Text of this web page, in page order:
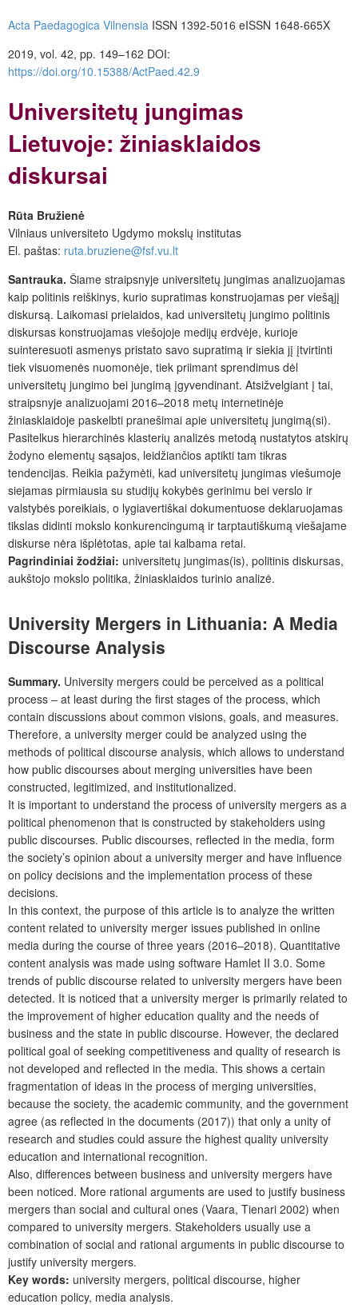
Acta Paedagogica Vilnensia ISSN 1392-5016 eISSN 1648-665X
2019, vol. 42, pp. 149–162 DOI:
https://doi.org/10.15388/ActPaed.42.9
Universitetų jungimas
Lietuvoje: žiniasklaidos
diskursai
Rūta Bružienė
Vilniaus universiteto Ugdymo mokslų institutas
El. paštas: ruta.bruziene@fsf.vu.lt
Santrauka. Šiame straipsnyje universitetų jungimas analizuojamas
kaip politinis reiškinys, kurio supratimas konstruojamas per viešąjį
diskursą. Laikomasi prielaidos, kad universitetų jungimo politinis
diskursas konstruojamas viešojoje medijų erdvėje, kurioje
suinteresuoti asmenys pristato savo supratimą ir siekia jį įtvirtinti
tiek visuomenės nuomonėje, tiek priimant sprendimus dėl
universitetų jungimo bei jungimą įgyvendinant. Atsižvelgiant į tai,
straipsnyje analizuojami 2016–2018 metų internetinėje
žiniasklaidoje paskelbti pranešimai apie universitetų jungimą(si).
Pasitelkus hierarchinės klasterių analizės metodą nustatytos atskirų
žodyno elementų sąsajos, leidžiančios aptikti tam tikras
tendencijas. Reikia pažymėti, kad universitetų jungimas viešumoje
siejamas pirmiausia su studijų kokybės gerinimu bei verslo ir
valstybės poreikiais, o lygiavertiškai dokumentuose deklaruojamas
tikslas didinti mokslo konkurencingumą ir tarptautiškumą viešajame
diskurse nėra išplėtotas, apie tai kalbama retai.
Pagrindiniai žodžiai: universitetų jungimas(is), politinis diskursas,
aukštojo mokslo politika, žiniasklaidos turinio analizė.
University Mergers in Lithuania: A Media
Discourse Analysis
Summary. University mergers could be perceived as a political
process – at least during the first stages of the process, which
contain discussions about common visions, goals, and measures.
Therefore, a university merger could be analyzed using the
methods of political discourse analysis, which allows to understand
how public discourses about merging universities have been
constructed, legitimized, and institutionalized.
It is important to understand the process of university mergers as a
political phenomenon that is constructed by stakeholders using
public discourses. Public discourses, reflected in the media, form
the society’s opinion about a university merger and have influence
on policy decisions and the implementation process of these
decisions.
In this context, the purpose of this article is to analyze the written
content related to university merger issues published in online
media during the course of three years (2016–2018). Quantitative
content analysis was made using software Hamlet II 3.0. Some
trends of public discourse related to university mergers have been
detected. It is noticed that a university merger is primarily related to
the improvement of higher education quality and the needs of
business and the state in public discourse. However, the declared
political goal of seeking competitiveness and quality of research is
not developed and reflected in the media. This shows a certain
fragmentation of ideas in the process of merging universities,
because the society, the academic community, and the government
agree (as reflected in the documents (2017)) that only a unity of
research and studies could assure the highest quality university
education and international recognition.
Also, differences between business and university mergers have
been noticed. More rational arguments are used to justify business
mergers than social and cultural ones (Vaara, Tienari 2002) when
compared to university mergers. Stakeholders usually use a
combination of social and rational arguments in public discourse to
justify university mergers.
Key words: university mergers, political discourse, higher
education policy, media analysis.